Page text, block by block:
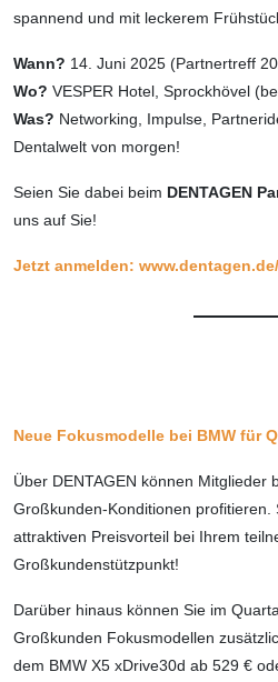
spannend und mit leckerem
Wann? 14. Juni 2025 (Partnertreff
Wo? VESPER Hotel, Sprockhövel
Was? Networking, Impulse,
Dentalwelt von morgen!
Seien Sie dabei beim DENTAGEN
uns auf Sie!
Jetzt anmelden:
Neue Fokusmodelle bei BMW für
Über DENTAGEN können Mitglieder
Großkunden-Konditionen profitieren.
attraktiven Preisvorteil bei Ihrem
Großkundenstützpunkt!
Darüber hinaus können Sie im
Großkunden Fokusmodellen
dem BMW X5 xDrive30d ab 529 €